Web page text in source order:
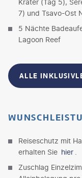
7) und Tsavo-Ost
5 Nächte
Lagoon Reef
ALLE
Reiseschutz mit
erhalten Sie hier
Zuschlag